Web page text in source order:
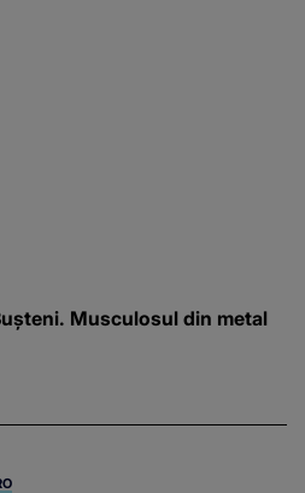
Musculosul din metal